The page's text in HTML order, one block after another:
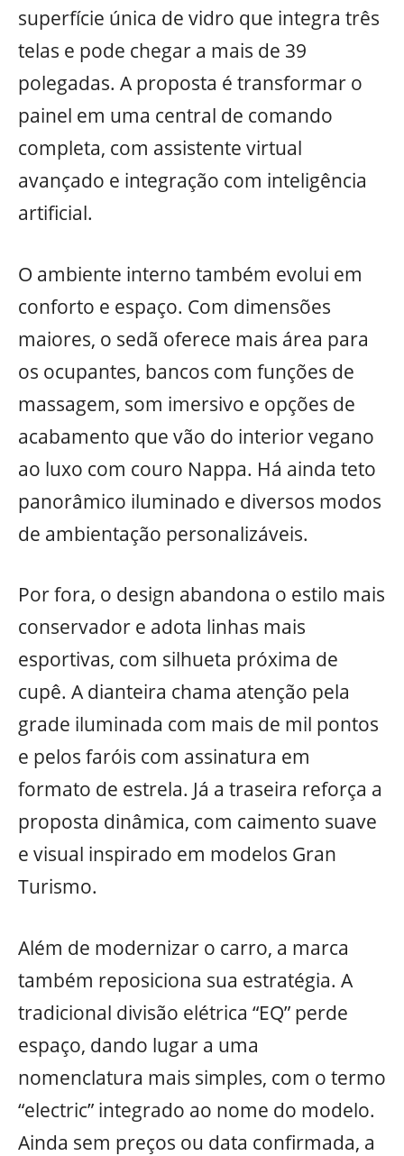
superfície única de vidro que integra três
telas e pode chegar a mais de 39
polegadas. A proposta é transformar o
painel em uma central de comando
completa, com assistente virtual
avançado e integração com inteligência
artificial.
O ambiente interno também evolui em
conforto e espaço. Com dimensões
maiores, o sedã oferece mais área para
os ocupantes, bancos com funções de
massagem, som imersivo e opções de
acabamento que vão do interior vegano
ao luxo com couro Nappa. Há ainda teto
panorâmico iluminado e diversos modos
de ambientação personalizáveis.
Por fora, o design abandona o estilo mais
conservador e adota linhas mais
esportivas, com silhueta próxima de
cupê. A dianteira chama atenção pela
grade iluminada com mais de mil pontos
e pelos faróis com assinatura em
formato de estrela. Já a traseira reforça a
proposta dinâmica, com caimento suave
e visual inspirado em modelos Gran
Turismo.
Além de modernizar o carro, a marca
também reposiciona sua estratégia. A
tradicional divisão elétrica “EQ” perde
espaço, dando lugar a uma
nomenclatura mais simples, com o termo
“electric” integrado ao nome do modelo.
Ainda sem preços ou data confirmada, a